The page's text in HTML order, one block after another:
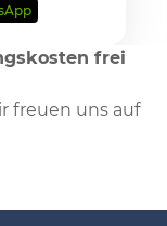
frei
freuen uns auf